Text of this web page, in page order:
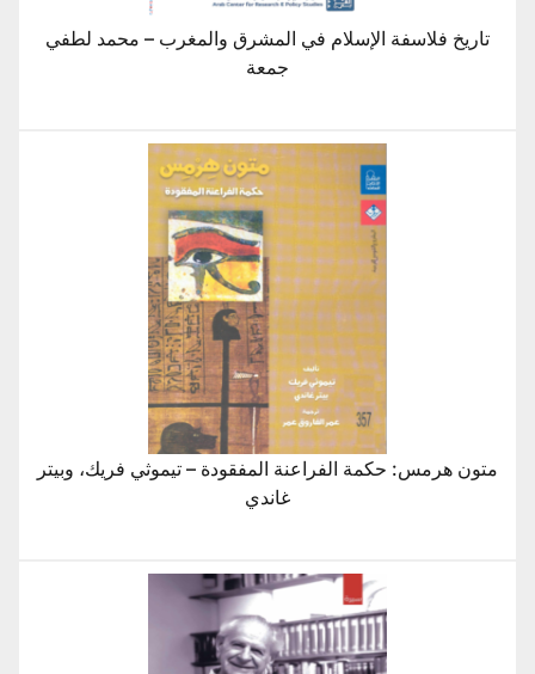
تاريخ فلاسفة الإسلام في المشرق والمغرب – محمد لطفي
جمعة
متون هرمس: حكمة الفراعنة المفقودة – تيموثي فريك، وبيتر
غاندي